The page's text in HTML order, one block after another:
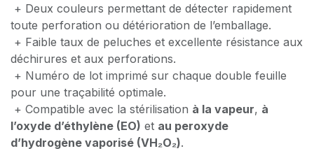
+ Deux couleurs permettant de détecter rapidement
toute perforation ou détérioration de l’emballage.
+ Faible taux de peluches et excellente résistance aux
déchirures et aux perforations.
+ Numéro de lot imprimé sur chaque double feuille
pour une traçabilité optimale.
+ Compatible avec la stérilisation à la vapeur, à
l’oxyde d’éthylène (EO) et au peroxyde
d’hydrogène vaporisé (VH₂O₂).